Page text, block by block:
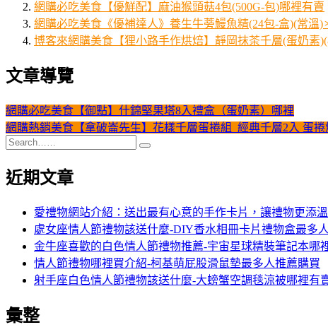
網購必吃美食【優鮮配】麻油猴頭菇4包(500G-包)哪裡有賣
網購必吃美食《優補達人》養生牛蒡鰻魚精(24包-盒)(常溫
博客來網購美食【狸小路手作烘焙】靜岡抹茶千層(蛋奶素
文章導覽
網購必吃美食【御點】什錦堅果塔8入禮盒（蛋奶素）哪裡
網購熱銷美食【拿破崙先生】花樣千層蛋捲組_經典千層2入 蛋
近期文章
愛禮物網站介紹：送出最有心意的手作卡片，讓禮物更添
處女座情人節禮物該送什麼-DIY香水相冊卡片禮物盒最多
金牛座喜歡的白色情人節禮物推薦-宇宙星球精裝筆記本哪
情人節禮物哪裡買介紹-柯基萌屁股滑鼠墊最多人推薦購買
射手座白色情人節禮物該送什麼-大螃蟹空調毯涼被哪裡有
彙整